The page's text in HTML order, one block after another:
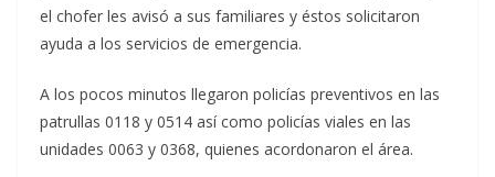
el chofer les avisó a sus familiares y éstos solicitaron
ayuda a los servicios de emergencia.
A los pocos minutos llegaron policías preventivos en las
patrullas 0118 y 0514 así como policías viales en las
unidades 0063 y 0368, quienes acordonaron el área.